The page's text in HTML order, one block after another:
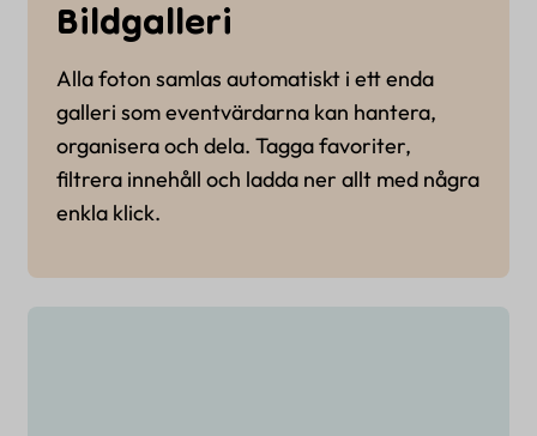
Bildgalleri
Alla foton samlas automatiskt i ett enda
galleri som eventvärdarna kan hantera,
organisera och dela. Tagga favoriter,
filtrera innehåll och ladda ner allt med några
enkla klick.